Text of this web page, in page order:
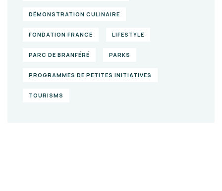
DÉMONSTRATION CULINAIRE
FONDATION FRANCE LIFESTYLE
PARC DE BRANFÉRÉ PARKS
PROGRAMMES DE PETITES INITIATIVES
TOURISMS